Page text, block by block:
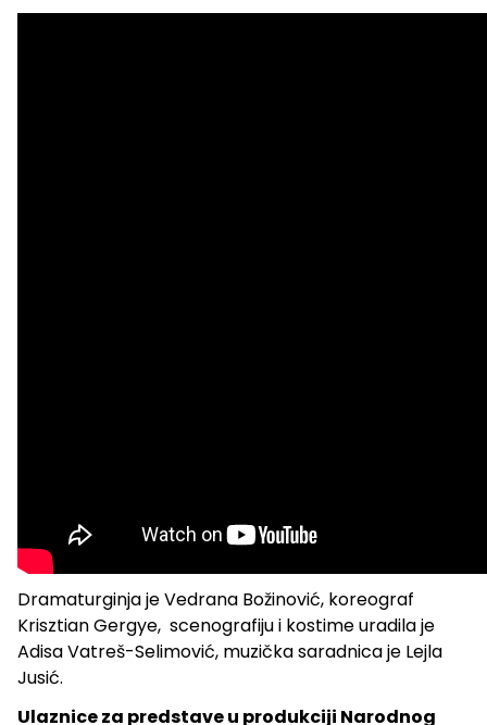
Dramaturginja je Vedrana Božinović, koreograf
Krisztian Gergye, scenografiju i kostime uradila je
Adisa Vatreš-Selimović, muzička saradnica je Lejla
Jusić.
Ulaznice za predstave u produkciji Narodnog